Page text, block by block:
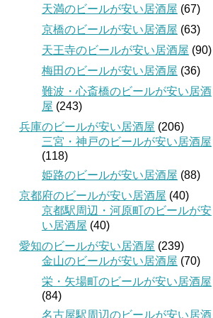
天満のビールが安い居酒屋 (67)
京橋のビールが安い居酒屋 (63)
天王寺のビールが安い居酒屋 (90)
梅田のビールが安い居酒屋 (36)
難波・心斎橋のビールが安い居酒
屋 (243)
兵庫のビールが安い居酒屋 (206)
三宮・神戸のビールが安い居酒屋
(118)
姫路のビールが安い居酒屋 (88)
京都府のビールが安い居酒屋 (40)
京都駅周辺・河原町のビールが安
い居酒屋 (40)
愛知のビールが安い居酒屋 (239)
金山のビールが安い居酒屋 (70)
栄・矢場町のビールが安い居酒屋
(84)
名古屋駅周辺のビールが安い居酒